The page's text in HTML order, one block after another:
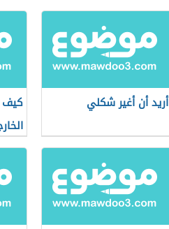
أريد أن أغير شكلي
كيف